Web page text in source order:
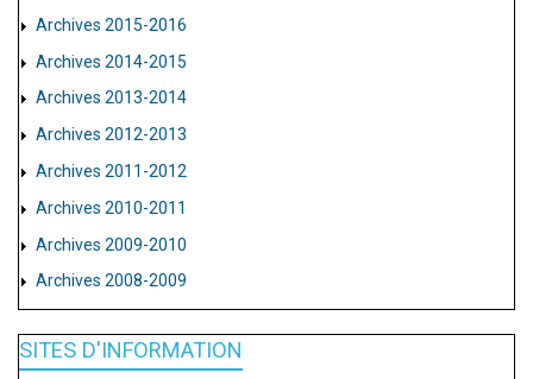
Archives 2015-2016
Archives 2014-2015
Archives 2013-2014
Archives 2012-2013
Archives 2011-2012
Archives 2010-2011
Archives 2009-2010
Archives 2008-2009
SITES D'INFORMATION